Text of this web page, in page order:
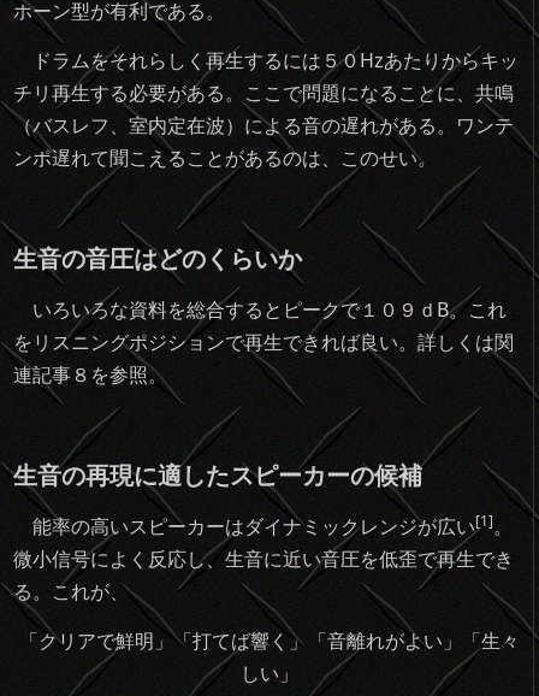
ホーン型が有利である。
ドラムをそれらしく再生するには５０Hzあたりからキッ
チリ再生する必要がある。ここで問題になることに、共鳴
（バスレフ、室内定在波）による音の遅れがある。ワンテ
ンポ遅れて聞こえることがあるのは、このせい。
生音の音圧はどのくらいか
いろいろな資料を総合するとピークで１０９ｄB。これ
をリスニングポジションで再生できれば良い。詳しくは関
連記事８を参照。
生音の再現に適したスピーカーの候補
能率の高いスピーカーはダイナミックレンジが広い[1]。
微小信号によく反応し、生音に近い音圧を低歪で再生でき
る。これが、
「クリアで鮮明」「打てば響く」「音離れがよい」「生々
しい」